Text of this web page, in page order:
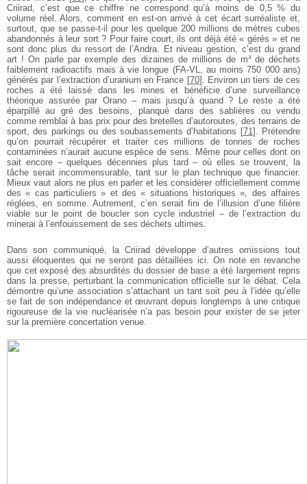
Criirad, c’est que ce chiffre ne correspond qu’à moins de 0,5 % du
volume réel. Alors, comment en est-on arrivé à cet écart surréaliste et,
surtout, que se passe-t-il pour les quelque 200 millions de mètres cubes
abandonnés à leur sort ? Pour faire court, ils ont déjà été « gérés » et ne
sont donc plus du ressort de l’Andra. Et niveau gestion, c’est du grand
art ! On parle par exemple des dizaines de millions de m³ de déchets
faiblement radioactifs mais à vie longue (FA-VL, au moins 750 000 ans)
générés par l’extraction d’uranium en France [70] . Environ un tiers de ces
roches a été laissé dans les mines et bénéficie d’une surveillance
théorique assurée par Orano – mais jusqu’à quand ? Le reste a été
éparpillé au gré des besoins, planqué dans des sablières ou vendu
comme remblai à bas prix pour des bretelles d’autoroutes, des terrains de
sport, des parkings ou des soubassements d’habitations [71] . Prétendre
qu’on pourrait récupérer et traiter ces millions de tonnes de roches
contaminées n’aurait aucune espèce de sens. Même pour celles dont on
sait encore – quelques décennies plus tard – où elles se trouvent, la
tâche serait incommensurable, tant sur le plan technique que financier.
Mieux vaut alors ne plus en parler et les considérer officiellement comme
des « cas particuliers » et des « situations historiques », des affaires
réglées, en somme. Autrement, c’en serait fini de l’illusion d’une filière
viable sur le point de boucler son cycle industriel – de l’extraction du
minerai à l’enfouissement de ses déchets ultimes.
Dans son communiqué, la Criirad développe d’autres omissions tout
aussi éloquentes qui ne seront pas détaillées ici. On note en revanche
que cet exposé des absurdités du dossier de base a été largement repris
dans la presse, perturbant la communication officielle sur le débat. Cela
démontre qu’une association s’attachant un tant soit peu à l’idée qu’elle
se fait de son indépendance et œuvrant depuis longtemps à une critique
rigoureuse de la vie nucléarisée n’a pas besoin pour exister de se jeter
sur la première concertation venue.